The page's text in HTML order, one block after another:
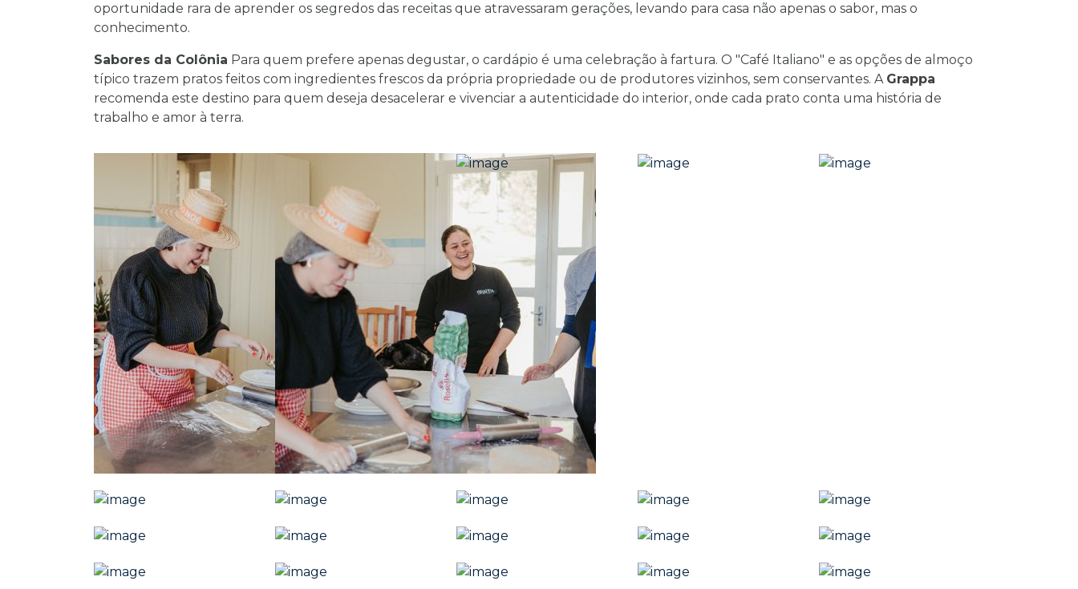
oportunidade rara de aprender os segredos das receitas que atravessaram gerações, levando para casa não apenas o sabor, mas o
conhecimento.
Sabores da Colônia Para quem prefere apenas degustar, o cardápio é uma celebração à fartura. O "Café Italiano" e as opções de almoço
típico trazem pratos feitos com ingredientes frescos da própria propriedade ou de produtores vizinhos, sem conservantes. A Grappa
recomenda este destino para quem deseja desacelerar e vivenciar a autenticidade do interior, onde cada prato conta uma história de
trabalho e amor à terra.